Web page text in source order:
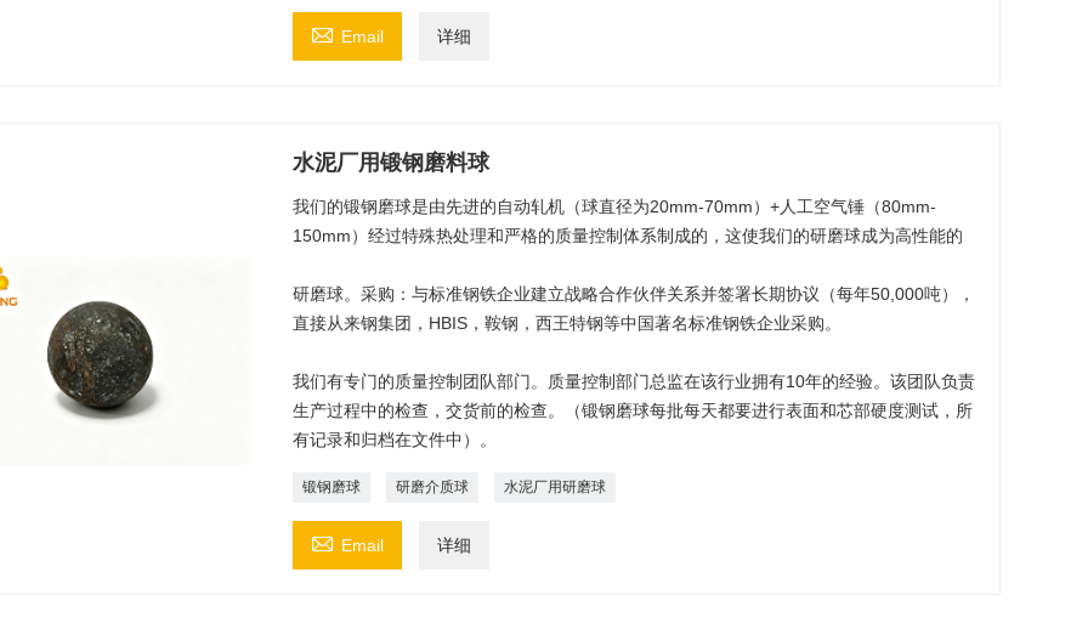
 Email 详细
水泥厂用锻钢磨料球
我们的锻钢磨球是由先进的自动轧机（球直径为20mm-70mm）+人工空气锤（80mm-
150mm）经过特殊热处理和严格的质量控制体系制成的，这使我们的研磨球成为高性能的
研磨球。采购：与标准钢铁企业建立战略合作伙伴关系并签署长期协议（每年50,000吨），
直接从来钢集团，HBIS，鞍钢，西王特钢等中国著名标准钢铁企业采购。
我们有专门的质量控制团队部门。质量控制部门总监在该行业拥有10年的经验。该团队负责
生产过程中的检查，交货前的检查。（锻钢磨球每批每天都要进行表面和芯部硬度测试，所
有记录和归档在文件中）。
锻钢磨球 研磨介质球 水泥厂用研磨球
 Email 详细